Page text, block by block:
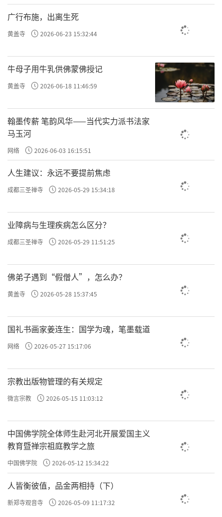
广行布施，出离生死
黄盖寺 2026-06-23 15:32:44
牛母子用牛乳供佛蒙佛授记
黄盖寺 2026-06-18 11:46:59
翰墨传薪 笔韵风华——当代实力派书法家
马玉河
网络 2026-06-03 16:15:51
人生建议：永远不要提前焦虑
成都三圣禅寺 2026-05-29 15:34:18
业障病与生理疾病怎么区分？
成都三圣禅寺 2026-05-29 11:51:25
佛弟子遇到“假僧人”，怎么办？
黄盖寺 2026-05-28 15:37:45
国礼书画家姜连生：国学为魂，笔墨载道
网络 2026-05-27 15:17:06
宗教出版物管理的有关规定
微言宗教 2026-05-15 11:03:12
中国佛学院全体师生赴河北开展爱国主义
教育暨禅宗祖庭教学之旅
中国佛学院 2026-05-12 15:34:22
人皆衡彼值，品金两相持（下）
新郑寺观音寺 2026-05-09 11:17:32